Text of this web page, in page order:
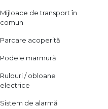
Mijloace de transport în
comun
Parcare acoperită
Podele marmură
Rulouri / obloane
electrice
Sistem de alarmă